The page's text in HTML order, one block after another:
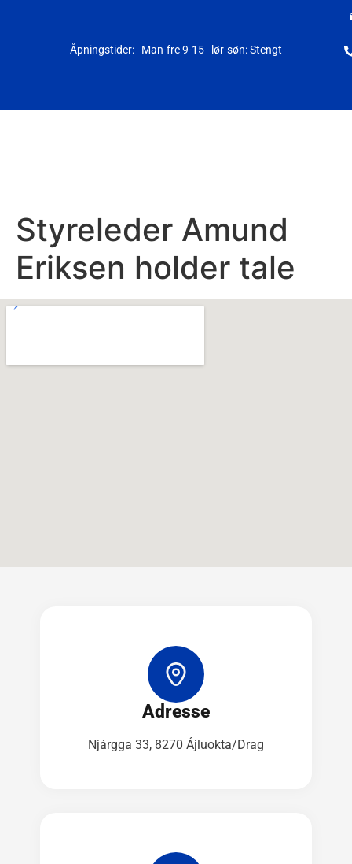
Åpningstider: Man-fre 9-15 lør-søn: Stengt
Styreleder Amund
Eriksen holder tale
Adresse
Njárgga 33, 8270 Ájluokta/Drag